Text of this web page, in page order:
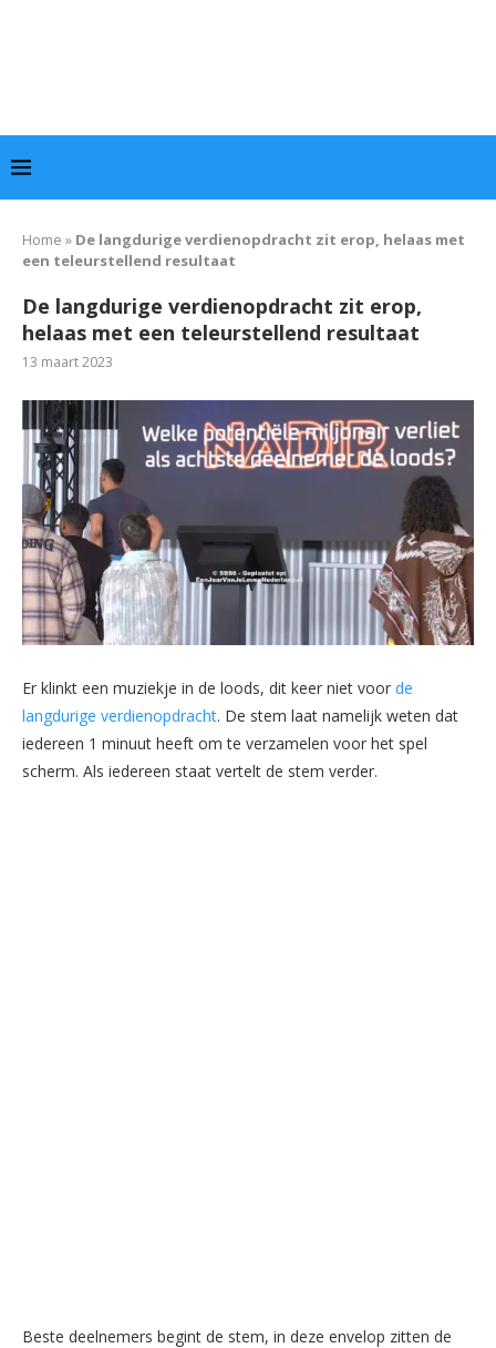
Home » De langdurige verdienopdracht zit erop, helaas met
een teleurstellend resultaat
De langdurige verdienopdracht zit erop,
helaas met een teleurstellend resultaat
13 maart 2023
Er klinkt een muziekje in de loods, dit keer niet voor de
langdurige verdienopdracht. De stem laat namelijk weten dat
iedereen 1 minuut heeft om te verzamelen voor het spel
scherm. Als iedereen staat vertelt de stem verder.
Beste deelnemers begint de stem, in deze envelop zitten de